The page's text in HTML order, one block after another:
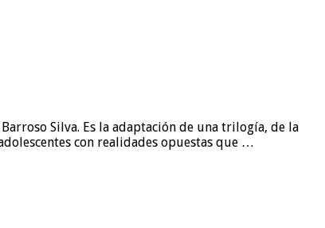
Silva. Es la adaptación de una trilogía, de la
con realidades opuestas que …